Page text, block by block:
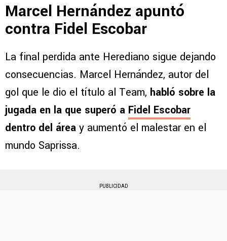
Marcel Hernández apuntó
contra Fidel Escobar
La final perdida ante Herediano sigue dejando
consecuencias. Marcel Hernández, autor del
gol que le dio el título al Team, habló sobre la
jugada en la que superó a Fidel Escobar
dentro del área y aumentó el malestar en el
mundo Saprissa.
PUBLICIDAD